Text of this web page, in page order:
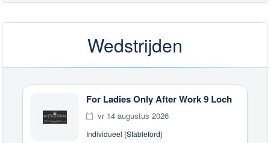
Wedstrijden
For Ladies Only After Work 9 Loch
vr 14 augustus 2026
Individueel (Stableford)